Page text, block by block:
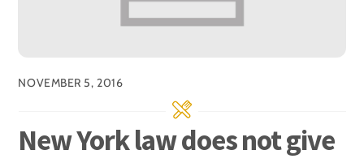
NOVEMBER 5, 2016
New York law does not give